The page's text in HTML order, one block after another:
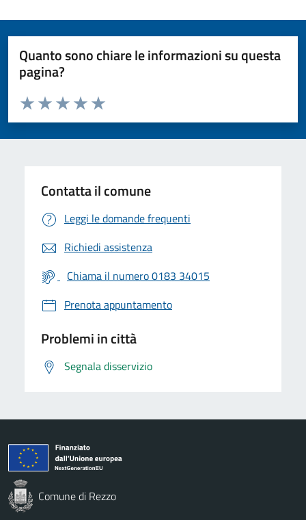
Quanto sono chiare le informazioni su questa
pagina?
Valuta da 1 a 5 stelle la pagina
Valuta 5 stelle su 5
Valuta 4 stelle su 5
Valuta 3 stelle su 5
Valuta 2 stelle su 5
Valuta 1 stelle su 5
Contatta il comune
Leggi le domande frequenti
Richiedi assistenza
Chiama il numero 0183 34015
Prenota appuntamento
Problemi in città
Segnala disservizio
Comune di Rezzo